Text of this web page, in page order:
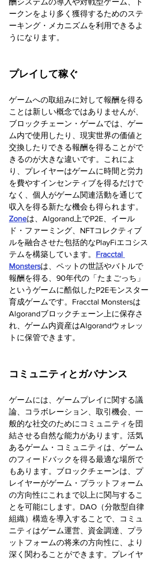
ークンをより多く獲得するためのステ
ーキング・メカニズムを利用できるよ
うになります。
プレイして稼ぐ
ゲームへの取組みに対して報酬を得る
ことは新しい概念ではありませんが、
ブロックチェーン・ゲームでは、ゲー
ム内で使用したり、現実世界の価値と
交換したりできる報酬を得ることがで
きるのが大きな違いです。これによ
り、プレイヤーはゲームに時間と労力
を費やすインセンティブを得るだけで
なく、個人がゲーム関連活動を通じて
収入を得る新たな機会も得られます。
Zoneは、Algorand上でP2E、イール
ド・ファーミング、NFTコレクティブ
ルを融合させた包括的なPlayFiエコシス
テムを構築しています。 Fracctal
Monstersは、ペットの世話やバトルで
報酬を得る、90年代の「たまごっち」
というゲームに酷似したP2Eモンスター
育成ゲームです。Fracctal Monstersは
Algorandブロックチェーン上に保存さ
れ、ゲーム内資産はAlgorandウォレッ
トに保管できます。
コミュニティとガバナンス
ゲームには、ゲームプレイに関する議
論、コラボレーション、取引機会、一
般的な社交のためにコミュニティを団
結させる自然な能力があります。活気
あるゲーム・コミュニティは、ゲーム
のフィードバックを得る最適な場所で
もあります。ブロックチェーンは、プ
レイヤーがゲーム・プラットフォーム
の方向性にこれまで以上に関与するこ
とを可能にします。DAO（分散型自律
組織）構造を導入することで、コミュ
ニティはゲーム運営、資金調達、プラ
ットフォームの将来の方向性に、より
深く関わることができます。プレイヤ